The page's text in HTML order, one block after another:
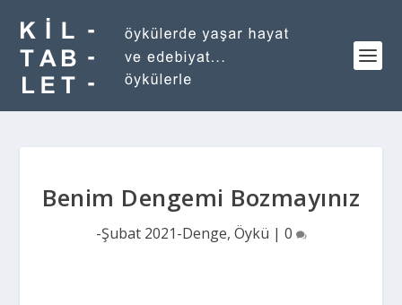
Benim Dengemi Bozmayınız
-Şubat 2021-Denge, Öykü | 0